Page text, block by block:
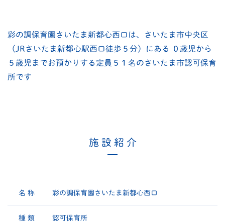
彩の調保育園さいたま新都心西口は、さいたま市中央区
（JRさいたま新都心駅西口徒歩５分）にある
０歳児から
５歳児までお預かりする定員５１名のさいたま市認可保育
所です
施 設 紹 介
名 称 彩の調保育園さいたま新都心西口
種 類 認可保育所